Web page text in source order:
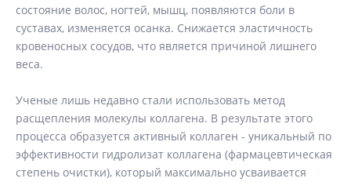
состояние волос, ногтей, мышц, появляются боли в
суставах, изменяется осанка. Снижается эластичность
кровеносных сосудов, что является причиной лишнего
веса.
Ученые лишь недавно стали использовать метод
расщепления молекулы коллагена. В результате этого
процесса образуется активный коллаген - уникальный по
эффективности гидролизат коллагена (фармацевтическая
степень очистки), который максимально усваивается